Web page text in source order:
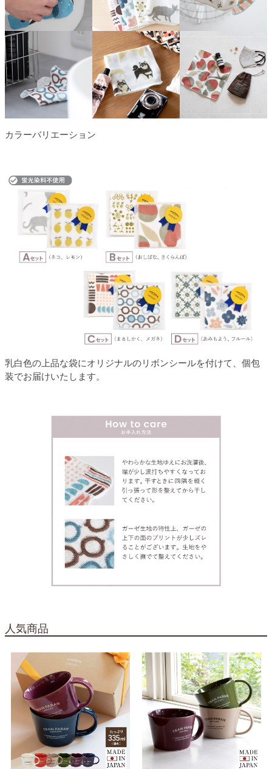
カラーバリエーション
乳白色の上品な袋にオリジナルのリボンシールを付けて、個包
装でお届けいたします。
人気商品